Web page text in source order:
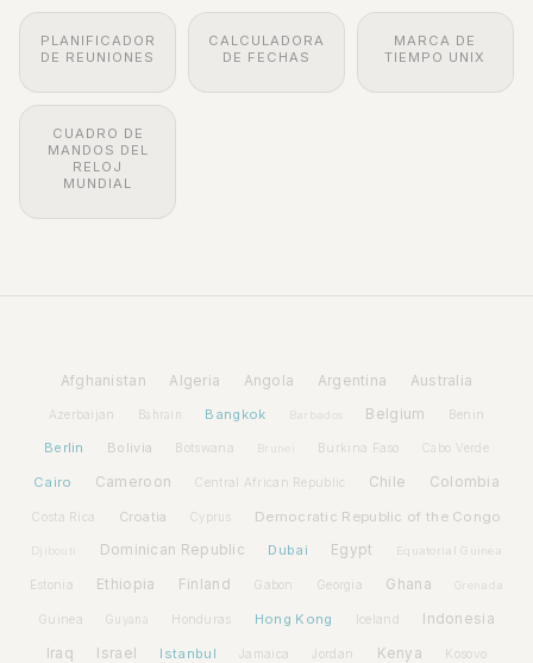
PLANIFICADOR
DE REUNIONES
CALCULADORA
DE FECHAS
MARCA DE
TIEMPO UNIX
CUADRO DE
MANDOS DEL
RELOJ
MUNDIAL
Afghanistan Algeria Angola Argentina Australia
Azerbaijan Bahrain Bangkok Barbados Belgium Benin
Berlin Bolivia Botswana Brunei Burkina Faso Cabo Verde
Cairo Cameroon Central African Republic Chile Colombia
Costa Rica Croatia Cyprus Democratic Republic of the Congo
Djibouti Dominican Republic Dubai Egypt Equatorial Guinea
Estonia Ethiopia Finland Gabon Georgia Ghana Grenada
Guinea Guyana Honduras Hong Kong Iceland Indonesia
Iraq Israel Istanbul Jamaica Jordan Kenya Kosovo